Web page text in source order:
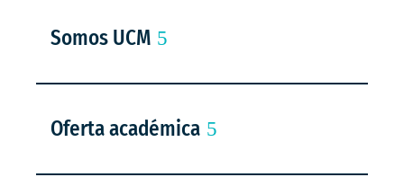
Somos UCM
Oferta académica